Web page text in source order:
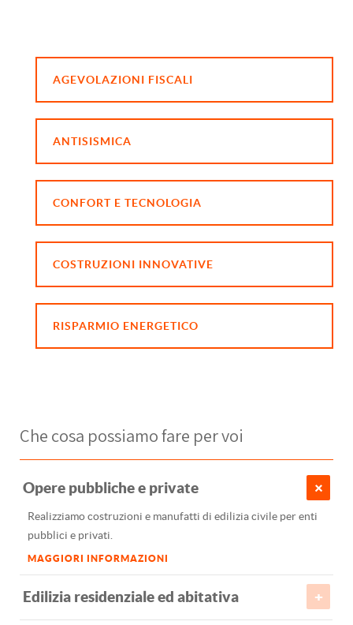
AGEVOLAZIONI FISCALI
ANTISISMICA
CONFORT E TECNOLOGIA
COSTRUZIONI INNOVATIVE
RISPARMIO ENERGETICO
Che cosa possiamo fare per voi
Opere pubbliche e private
Realizziamo costruzioni e manufatti di edilizia civile per enti
pubblici e privati.
MAGGIORI INFORMAZIONI
Edilizia residenziale ed abitativa